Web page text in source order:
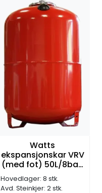
Watts
ekspansjonskar VRV
(med fot) 50L/8bar,
Rød, 3/4”
Hovedlager: 8 stk.
Avd. Steinkjer: 2 stk.